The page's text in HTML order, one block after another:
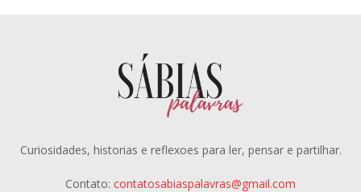
Curiosidades, historias e reflexoes para ler, pensar e partilhar.
Contato: contatosabiaspalavras@gmail.com